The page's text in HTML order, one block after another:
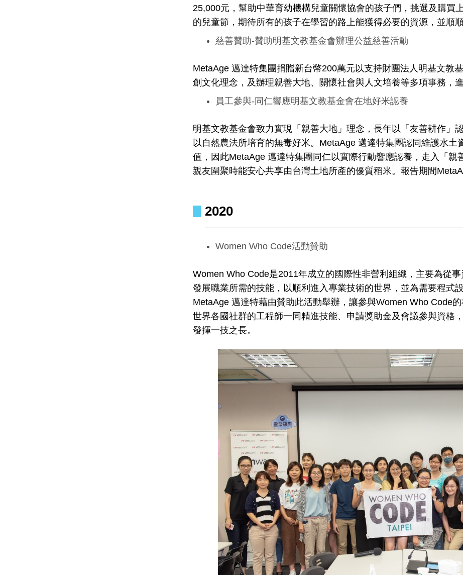
25,000元，幫助中華育幼機構兒童關懷協會的孩子們，挑選及購買
的兒童節，期待所有的孩子在學習的路上能獲得必要的資源，並順
慈善贊助-贊助明基文教基金會辦理公益慈善活動
MetaAge 邁達特集團捐贈新台幣200萬元以支持財團法人明基文教
創文化理念，及辦理親善大地、關懷社會與人文培養等多項事務，
員工參與-同仁響應明基文教基金會在地好米認養
明基文教基金會致力實現「親善大地」理念，長年以「友善耕作」
以自然農法所培育的無毒好米。MetaAge 邁達特集團認同維護水
值，因此MetaAge 邁達特集團同仁以實際行動響應認養，走入「親
親友圍聚時能安心共享由台灣土地所產的優質稻米。報告期間
2020
Women Who Code活動贊助
Women Who Code是2011年成立的國際性非營利組織，主要為從
發展職業所需的技能，以順利進入專業技術的世界，並為需要程式
MetaAge 邁達特藉由贊助此活動舉辦，讓參與Women Who Code
世界各國社群的工程師一同精進技能、申請獎助金及會議參與資格
發揮一技之長。